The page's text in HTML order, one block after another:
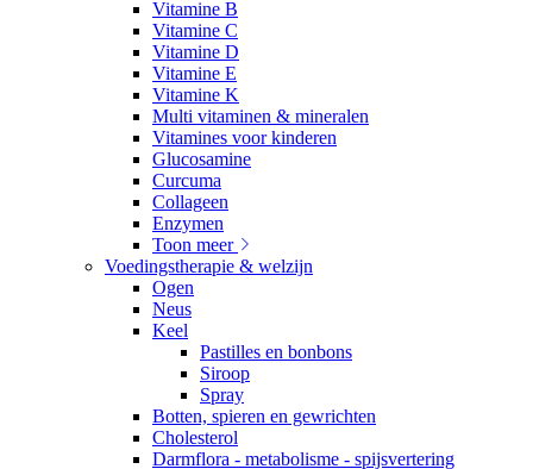
Vitamine B
Vitamine C
Vitamine D
Vitamine E
Vitamine K
Multi vitaminen & mineralen
Vitamines voor kinderen
Glucosamine
Curcuma
Collageen
Enzymen
Toon meer
Voedingstherapie & welzijn
Ogen
Neus
Keel
Pastilles en bonbons
Siroop
Spray
Botten, spieren en gewrichten
Cholesterol
Darmflora - metabolisme - spijsvertering